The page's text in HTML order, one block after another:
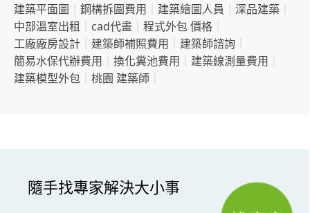
建築平面圖
鋼構拆圖費用 建築繪圖人員 深品建築
中部溫室出租
cad代畫 程式外包 價格
工廠廠房設計
建築師補照費用 建築師諮詢
簡易水保代辦費用
換化糞池費用 建築線測量費用
建築模型外包
桃園 建築師
隨手找專家解決大小事